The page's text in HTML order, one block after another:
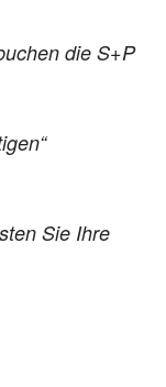
die S+P
Sie Ihre